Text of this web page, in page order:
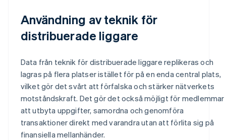
Användning av teknik för
distribuerade liggare
Data från teknik för distribuerade liggare replikeras och
lagras på flera platser istället för på en enda central plats,
vilket gör det svårt att förfalska och stärker nätverkets
motståndskraft. Det gör det också möjligt för medlemmar
att utbyta uppgifter, samordna och genomföra
transaktioner direkt med varandra utan att förlita sig på
finansiella mellanhänder.